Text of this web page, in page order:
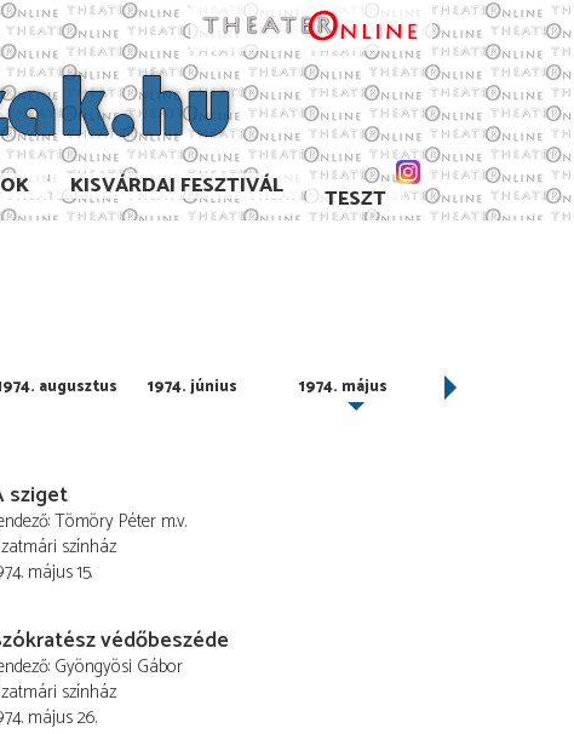
KISVÁRDAI FESZTIVÁL TESZT
augusztus 1974. június 1974. május 1974. április
sziget
Tömöry Péter m.v.
színház
május 15.
védőbeszéde
Gyöngyösi Gábor
színház
május 26.